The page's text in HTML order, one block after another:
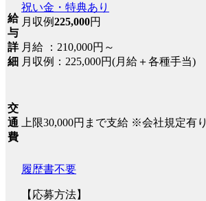
給
与
詳
細
祝い金・特典あり
月収例225,000円
月給 ：210,000円～
月収例：225,000円(月給＋各種手当)
交
通
費
上限30,000円まで支給 ※会社規定有り
履歴書不要
【応募方法】